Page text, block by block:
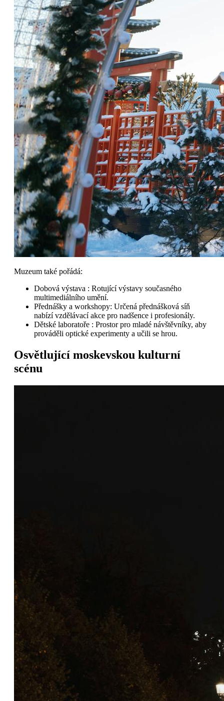
Muzeum také pořádá:
Dobová výstava : Rotující výstavy současného
multimediálního umění.
Přednášky a workshopy: Určená přednášková síň
nabízí vzdělávací akce pro nadšence i profesionály.
Dětské laboratoře : Prostor pro mladé návštěvníky, aby
prováděli optické experimenty a učili se hrou.
Osvětlující moskevskou kulturní
scénu